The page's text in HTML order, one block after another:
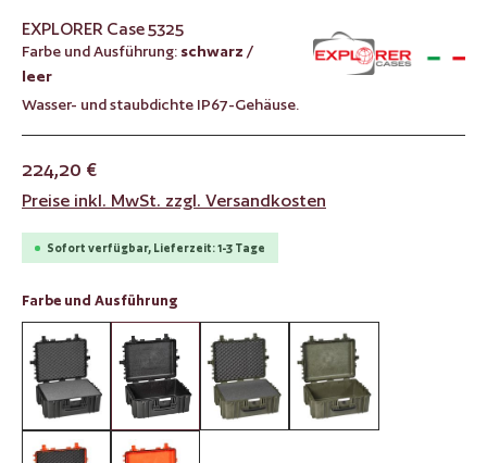
EXPLORER Case 5325
Farbe und Ausführung: schwarz /
leer
Wasser- und staubdichte IP67-Gehäuse.
224,20 €
Preise inkl. MwSt. zzgl. Versandkosten
Sofort verfügbar, Lieferzeit: 1-3 Tage
Farbe und Ausführungauswählen
schwarz / mit Würfelschaumstoff
schwarz / leer militär grün / mit Würfelschaum
militär grün / leer